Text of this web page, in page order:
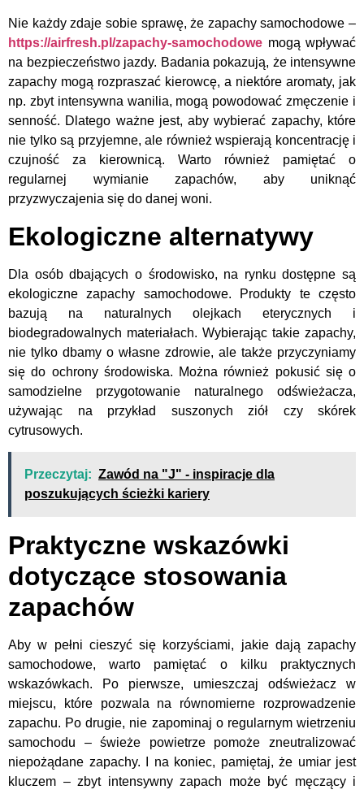
Nie każdy zdaje sobie sprawę, że zapachy samochodowe –
https://airfresh.pl/zapachy-samochodowe mogą wpływać
na bezpieczeństwo jazdy. Badania pokazują, że intensywne
zapachy mogą rozpraszać kierowcę, a niektóre aromaty, jak
np. zbyt intensywna wanilia, mogą powodować zmęczenie i
senność. Dlatego ważne jest, aby wybierać zapachy, które
nie tylko są przyjemne, ale również wspierają koncentrację i
czujność za kierownicą. Warto również pamiętać o
regularnej wymianie zapachów, aby uniknąć
przyzwyczajenia się do danej woni.
Ekologiczne alternatywy
Dla osób dbających o środowisko, na rynku dostępne są
ekologiczne zapachy samochodowe. Produkty te często
bazują na naturalnych olejkach eterycznych i
biodegradowalnych materiałach. Wybierając takie zapachy,
nie tylko dbamy o własne zdrowie, ale także przyczyniamy
się do ochrony środowiska. Można również pokusić się o
samodzielne przygotowanie naturalnego odświeżacza,
używając na przykład suszonych ziół czy skórek
cytrusowych.
Przeczytaj: Zawód na "J" - inspiracje dla
poszukujących ścieżki kariery
Praktyczne wskazówki
dotyczące stosowania
zapachów
Aby w pełni cieszyć się korzyściami, jakie dają zapachy
samochodowe, warto pamiętać o kilku praktycznych
wskazówkach. Po pierwsze, umieszczaj odświeżacz w
miejscu, które pozwala na równomierne rozprowadzenie
zapachu. Po drugie, nie zapominaj o regularnym wietrzeniu
samochodu – świeże powietrze pomoże zneutralizować
niepożądane zapachy. I na koniec, pamiętaj, że umiar jest
kluczem – zbyt intensywny zapach może być męczący i